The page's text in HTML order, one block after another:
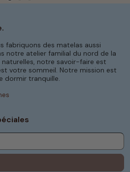
fabriquons des matelas aussi
notre atelier familial du nord de la
naturelles, notre savoir-faire est
votre sommeil. Notre mission est
dormir tranquille.